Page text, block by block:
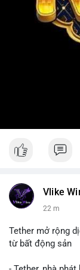
Vlike
22 m
Tether mở rộng
từ bất động sản